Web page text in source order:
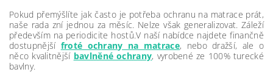
Pokud přemýšlíte jak často je potřeba ochranu na matrace prát,
naše rada zní jednou za měsíc. Nelze však generalizovat. Záleží
především na periodicite hostů.V naší nabídce najdete finančně
dostupnější froté ochrany na matrace, nebo dražší, ale o
něco kvalitnější bavlněné ochrany, vyrobené ze 100% turecké
bavlny.